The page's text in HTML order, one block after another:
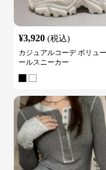
¥3,920 (税込)
カジュアルコーデ ボリュ
ールスニーカー